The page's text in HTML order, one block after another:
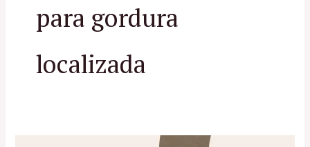
para gordura
localizada